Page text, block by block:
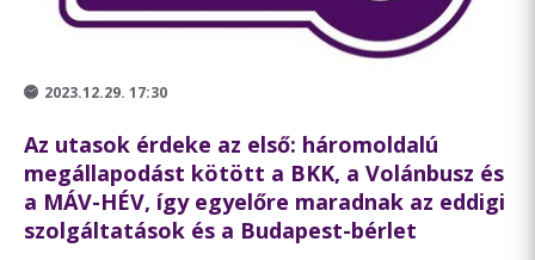
2023.12.29. 17:30
Az utasok érdeke az első: háromoldalú
megállapodást kötött a BKK, a Volánbusz és
a MÁV-HÉV, így egyelőre maradnak az eddigi
szolgáltatások és a Budapest-bérlet